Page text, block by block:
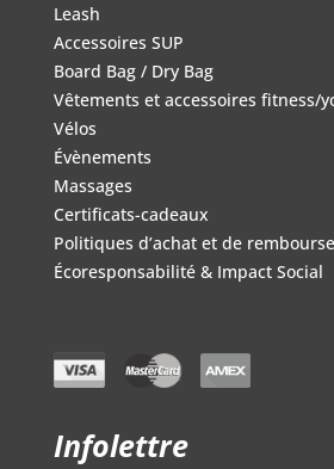
Leash
Accessoires SUP
Board Bag / Dry Bag
Vêtements et accessoires fitness/
Vélos
Évènements
Massages
Certificats-cadeaux
Politiques d’achat et de
Écoresponsabilité & Impact Social
Infolettre